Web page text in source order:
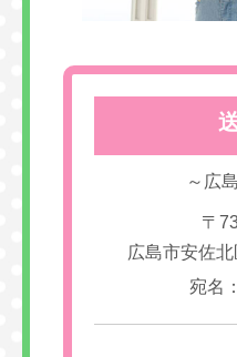
～広
〒
広島市安佐
宛名